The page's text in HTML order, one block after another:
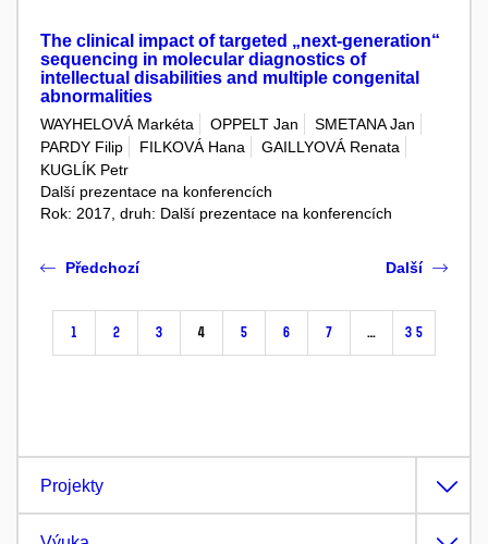
The clinical impact of targeted „next-generation“
sequencing in molecular diagnostics of
intellectual disabilities and multiple congenital
abnormalities
WAYHELOVÁ Markéta OPPELT Jan
SMETANA Jan
PARDY Filip
FILKOVÁ Hana
GAILLYOVÁ Renata
KUGLÍK Petr
Další prezentace na konferencích
Rok: 2017, druh: Další prezentace na konferencích
Předchozí
1 2 3 4 5 6 7 … 35
Další
Projekty